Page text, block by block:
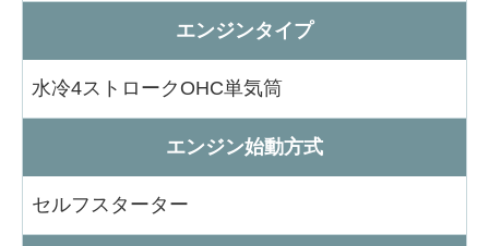
エンジンタイプ
水冷4ストロークOHC単気筒
エンジン始動方式
セルフスターター